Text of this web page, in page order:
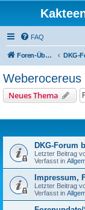
FAQ
Foren-Übersicht DKG-
Weberocereus
Neues Thema
DKG-Forum
Letzter Beitrag
Verfasst in
Impressum,
Letzter Beitrag
Verfasst in